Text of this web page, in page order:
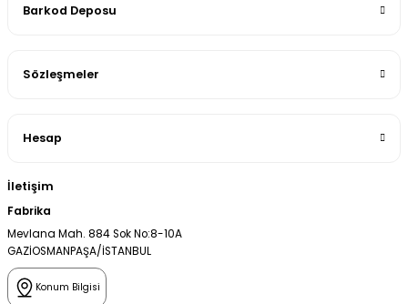
Barkod Deposu
Sözleşmeler
Hesap
İletişim
Fabrika
Mevlana Mah. 884 Sok No:8-10A
GAZİOSMANPAŞA/İSTANBUL
Konum Bilgisi